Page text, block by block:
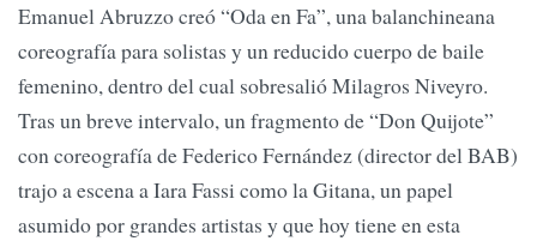
Emanuel Abruzzo creó “Oda en Fa”, una balanchineana
coreografía para solistas y un reducido cuerpo de baile
femenino, dentro del cual sobresalió Milagros Niveyro.
Tras un breve intervalo, un fragmento de “Don Quijote”
con coreografía de Federico Fernández (director del BAB)
trajo a escena a Iara Fassi como la Gitana, un papel
asumido por grandes artistas y que hoy tiene en esta